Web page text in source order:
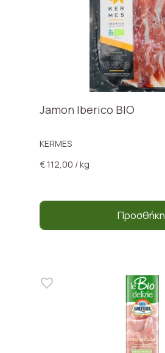
Jamon Iberico BIO
KERMES
€ 112,00 / kg
Προσθήκη